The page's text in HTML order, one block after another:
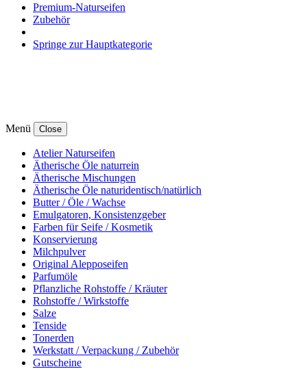
Premium-Naturseifen
Zubehör
Springe zur Hauptkategorie
Menü Close
Atelier Naturseifen
Ätherische Öle naturrein
Ätherische Mischungen
Ätherische Öle naturidentisch/natürlich
Butter / Öle / Wachse
Emulgatoren, Konsistenzgeber
Farben für Seife / Kosmetik
Konservierung
Milchpulver
Original Alepposeifen
Parfumöle
Pflanzliche Rohstoffe / Kräuter
Rohstoffe / Wirkstoffe
Salze
Tenside
Tonerden
Werkstatt / Verpackung / Zubehör
Gutscheine